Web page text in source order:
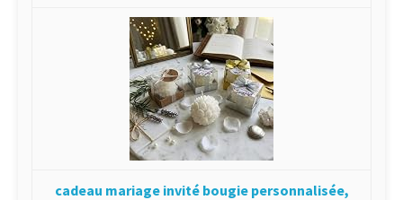
cadeau mariage invité bougie personnalisée,